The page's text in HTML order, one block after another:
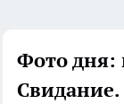
Фото дня:
Свидание.